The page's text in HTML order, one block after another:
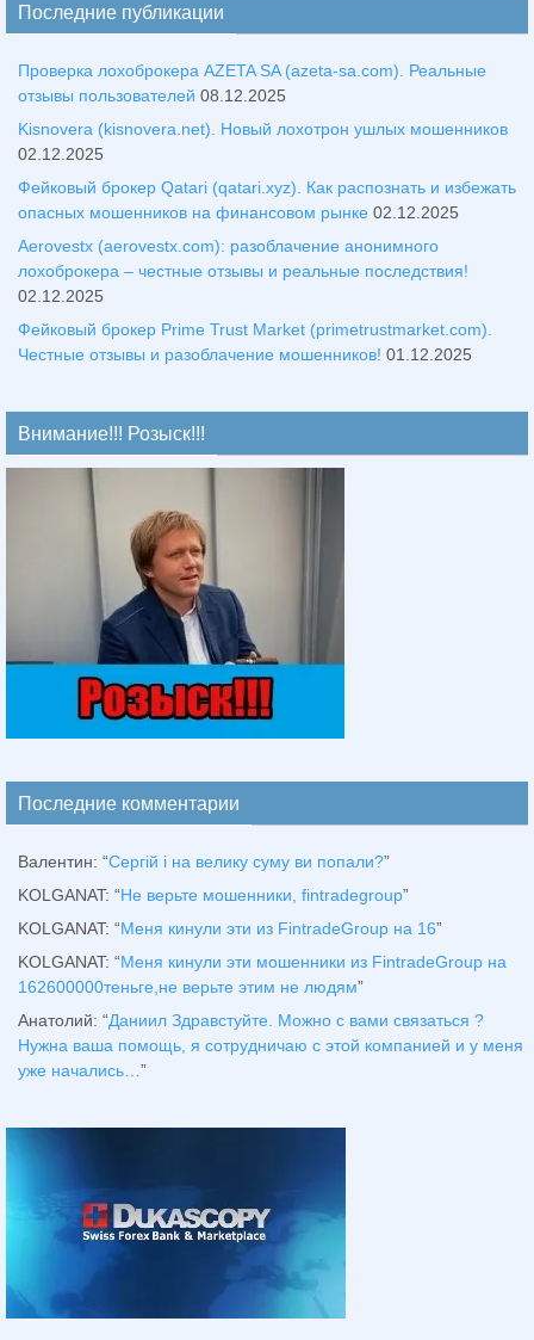
Последние публикации
Проверка лохоброкера AZETA SA (azeta-sa.com). Реальные
отзывы пользователей 08.12.2025
Kisnovera (kisnovera.net). Новый лохотрон ушлых мошенников
02.12.2025
Фейковый брокер Qatari (qatari.xyz). Как распознать и избежать
опасных мошенников на финансовом рынке 02.12.2025
Aerovestx (aerovestx.com): разоблачение анонимного
лохоброкера – честные отзывы и реальные последствия!
02.12.2025
Фейковый брокер Prime Trust Market (primetrustmarket.com).
Честные отзывы и разоблачение мошенников! 01.12.2025
Внимание!!! Розыск!!!
Последние комментарии
Валентин: “Сергій і на велику суму ви попали?”
KOLGANAT: “Не верьте мошенники, fintradegroup”
KOLGANAT: “Меня кинули эти из FintradeGroup на 16”
KOLGANAT: “Меня кинули эти мошенники из FintradeGroup на
162600000теньге,не верьте этим не людям”
Анатолий: “Даниил Здравстуйте. Можно с вами связаться ?
Нужна ваша помощь, я сотрудничаю с этой компанией и у меня
уже начались… ”